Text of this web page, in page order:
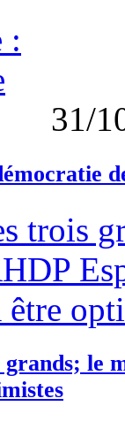
31/
le